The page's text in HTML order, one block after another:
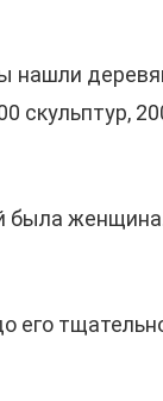
нашли
скульптур,
была
его